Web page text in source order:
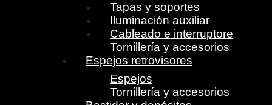
Tapas y soportes
Iluminación auxiliar
Cableado e interruptores
Tornillería y accesorios
Espejos retrovisores
Espejos
Tornillería y accesorios